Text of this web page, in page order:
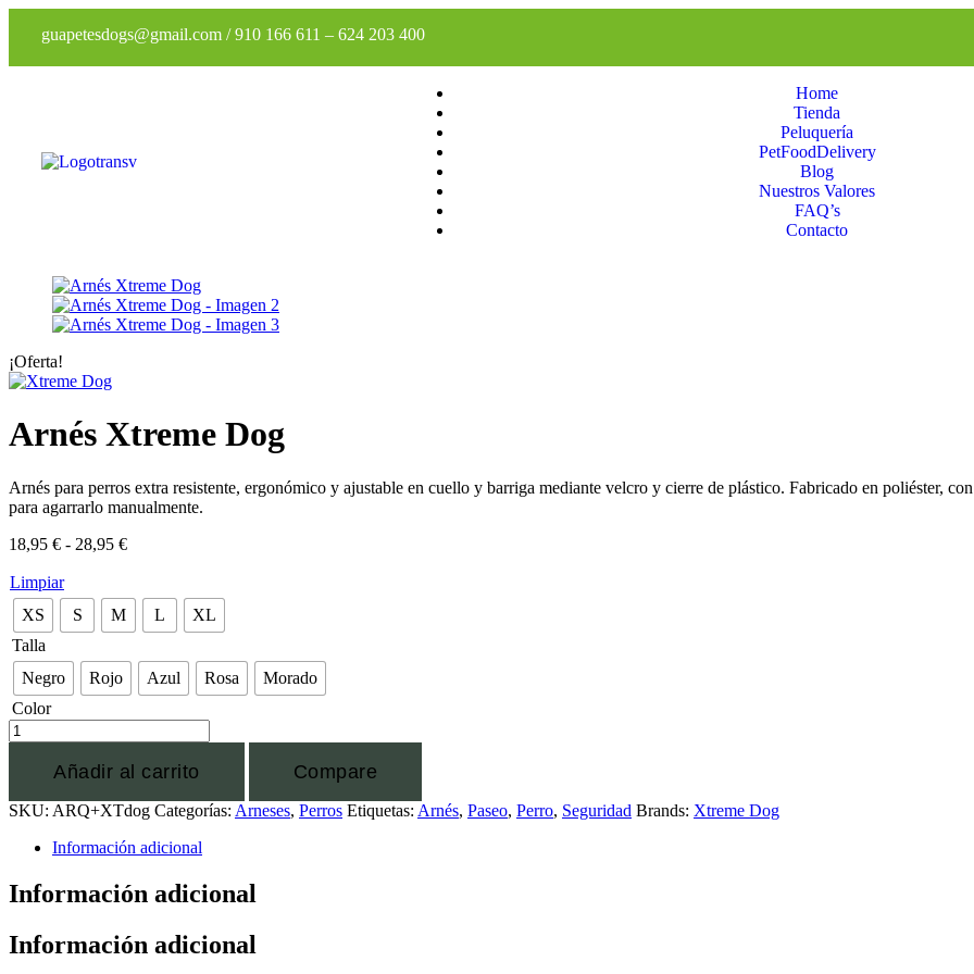
guapetesdogs@gmail.com /910 166 611 – 624 203 400
Home
Tienda
Peluquería
PetFoodDelivery
Blog
Nuestros Valores
FAQ’s
Contacto
¡Oferta!
Arnés Xtreme Dog
Arnés para perros extra resistente, ergonómico y ajustable en cuello y barriga mediante velcro y cierre de plástico. Fabricado en poliéster,
para agarrarlo manualmente.
18,95 € - 28,95 €
Limpiar
XS
S M L
XL
Talla
Negro
Rojo Azul Rosa
Morado
Color
Añadir al carrito Compare
SKU: ARQ+XTdog Categorías: Arneses, Perros Etiquetas: Arnés, Paseo, Perro, Seguridad Brands: Xtreme Dog
Información adicional
Información adicional
Información adicional